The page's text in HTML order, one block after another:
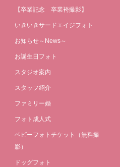
【卒業記念 卒業袴撮影】
いきいきサードエイジフォト
お知らせ～News～
お誕生日フォト
スタジオ案内
スタッフ紹介
ファミリー婚
フォト成人式
ベビーフォトチケット（無料撮
影）
ドッグフォト